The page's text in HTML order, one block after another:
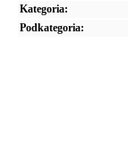
Kategoria:
Podkategoria: